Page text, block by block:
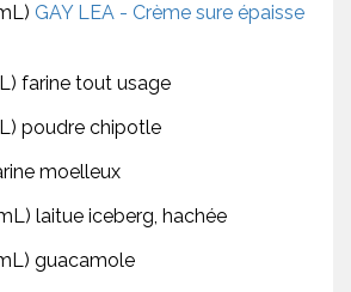
GAY LEA - Crème sure épaisse
farine tout usage
poudre chipotle
moelleux
laitue iceberg, hachée
guacamole